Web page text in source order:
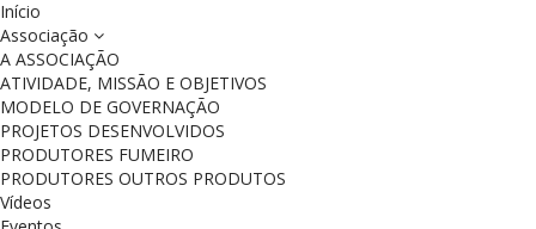
Início
Associação
A ASSOCIAÇÃO
ATIVIDADE, MISSÃO E OBJETIVOS
MODELO DE GOVERNAÇÃO
PROJETOS DESENVOLVIDOS
PRODUTORES FUMEIRO
PRODUTORES OUTROS PRODUTOS
Vídeos